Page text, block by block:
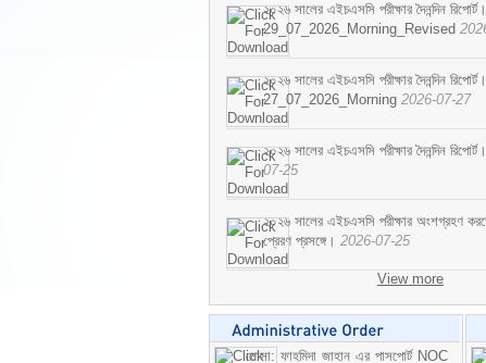
২০২৬ সালের এইচএসসি পরীক্ষার দৈনন্দিন রিপোর্ট।
29_07_2026_Morning_Revised
২০২৬ সালের এইচএসসি পরীক্ষার দৈনন্দিন রিপোর্ট।
27_07_2026_Morning 2026-07-27
২০২৬ সালের এইচএসসি পরীক্ষার দৈনন্দিন
07-25
২০২৬ সালের এইচএসসি পরীক্ষার অংশগ্রহণ
প্রেরণ প্রসঙ্গে। 2026-07-25
View more
মোসা: ফাহমিদা জাহান এর পাসপোর্ট NOC